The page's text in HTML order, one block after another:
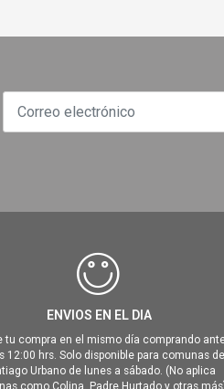
ENVIOS EN EL DIA
tu compra en el mismo día comprando
12:00 hrs. Solo disponible para comunas de
Urbano de lunes a sábado. (No aplica
como Colina, Padre Hurtado y otras